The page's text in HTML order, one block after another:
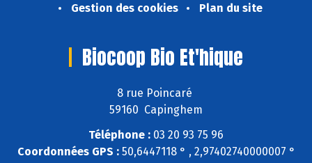
Gestion des cookies
Plan du site
Biocoop Bio Et'hique
8 rue Poincaré
59160 Capinghem
Téléphone : 03 20 93 75 96
Coordonnées GPS :50,6447118 ° , 2,97402740000007 °